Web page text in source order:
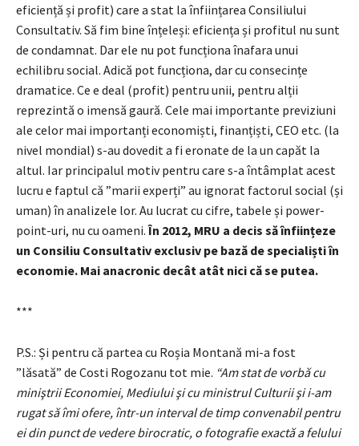
eficiență și profit) care a stat la înființarea Consiliului
Consultativ. Să fim bine înțeleși: eficiența și profitul nu sunt
de condamnat. Dar ele nu pot funcționa înafara unui
echilibru social. Adică pot funcționa, dar cu consecințe
dramatice. Ce e deal (profit) pentru unii, pentru alții
reprezintă o imensă gaură. Cele mai importante previziuni
ale celor mai importanți economiști, finanțiști, CEO etc. (la
nivel mondial) s-au dovedit a fi eronate de la un capăt la
altul. Iar principalul motiv pentru care s-a întâmplat acest
lucru e faptul că ”marii experți” au ignorat factorul social (și
uman) în analizele lor. Au lucrat cu cifre, tabele și power-
point-uri, nu cu oameni.În 2012, MRU a decis să înființeze
un Consiliu Consultativ exclusiv pe bază de specialiști în
economie. Mai anacronic decât atât nici că se putea.
***
P.S.: Și pentru că partea cu Roșia Montană mi-a fost
”lăsată” de Costi Rogozanu tot mie. “Am stat de vorbă cu
miniştrii Economiei, Mediului şi cu ministrul Culturii şi i-am
rugat să îmi ofere, într-un interval de timp convenabil pentru
ei din punct de vedere birocratic, o fotografie exactă a felului